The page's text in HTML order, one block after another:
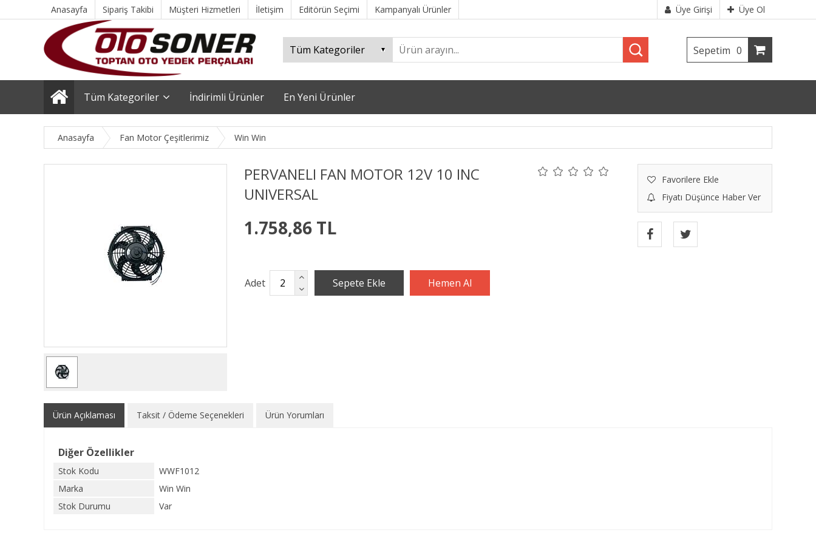
Anasayfa Sipariş Takibi Müşteri Hizmetleri İletişim Editörün Seçimi Kampanyalı Ürünler Üye Girişi Üye Ol
Sepetim 0
Tüm Kategoriler İndirimli Ürünler En Yeni Ürünler
Anasayfa Fan Motor Çeşitlerimiz Win Win
PERVANELI FAN MOTOR 12V 10 INC
UNIVERSAL
Favorilere Ekle
Fiyatı Düşünce Haber Ver
1.758,86 TL
Adet
Ürün Açıklaması Taksit / Ödeme Seçenekleri Ürün Yorumları
Diğer Özellikler
Stok Kodu
WWF1012
Marka
Win Win
Stok Durumu
Var